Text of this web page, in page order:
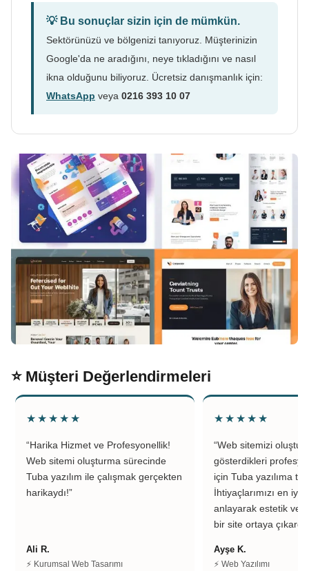
💡 Bu sonuçlar sizin için de mümkün.
Sektörünüzü ve bölgenizi tanıyoruz. Müşterinizin
Google'da ne aradığını, neye tıkladığını ve nasıl
ikna olduğunu biliyoruz. Ücretsiz danışmanlık için:
WhatsApp veya 0216 393 10 07
⭐ Müşteri Değerlendirmeleri
★★★★★
“Harika Hizmet ve Profesyonellik!
Web sitemi oluşturma sürecinde
Tuba yazılım ile çalışmak gerçekten
harikaydı!”
Ali R.
⚡ Kurumsal Web Tasarımı
★★★★★
“Web sitemizi
gösterdikleri
için Tuba yazılıma
İhtiyaçlarımızı en iyi
anlayarak estetik ve
bir site ortaya
Ayşe K.
⚡ Web Yazılımı